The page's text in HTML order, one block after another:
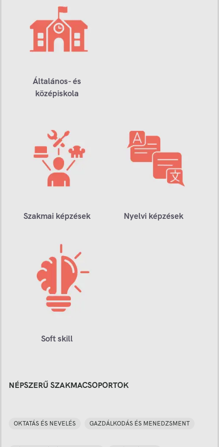
Általános- és
középiskola
Szakmai képzések Nyelvi képzések
Soft skill
NÉPSZERŰ SZAKMACSOPORTOK
OKTATÁS ÉS NEVELÉS GAZDÁLKODÁS ÉS MENEDZSMENT